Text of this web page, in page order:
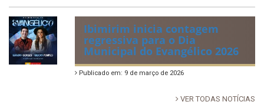
Ibimirim inicia contagem
regressiva para o Dia
Municipal do Evangélico 2026
Publicado em: 9 de março de 2026
VER TODAS NOTÍCIAS